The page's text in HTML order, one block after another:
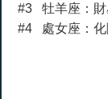
#3 牡羊座：財
#4 處女座：化